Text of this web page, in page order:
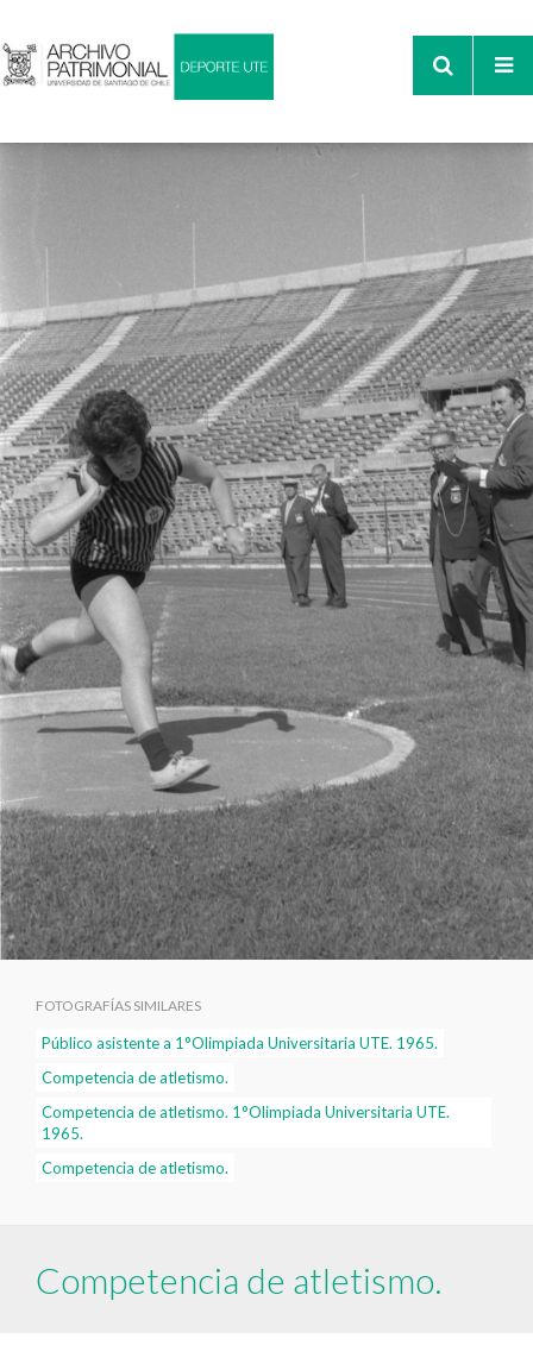
FOTOGRAFÍAS SIMILARES
Público asistente a 1°Olimpiada Universitaria UTE. 1965.
Competencia de atletismo.
Competencia de atletismo. 1°Olimpiada Universitaria UTE.
1965.
Competencia de atletismo.
Competencia de atletismo.